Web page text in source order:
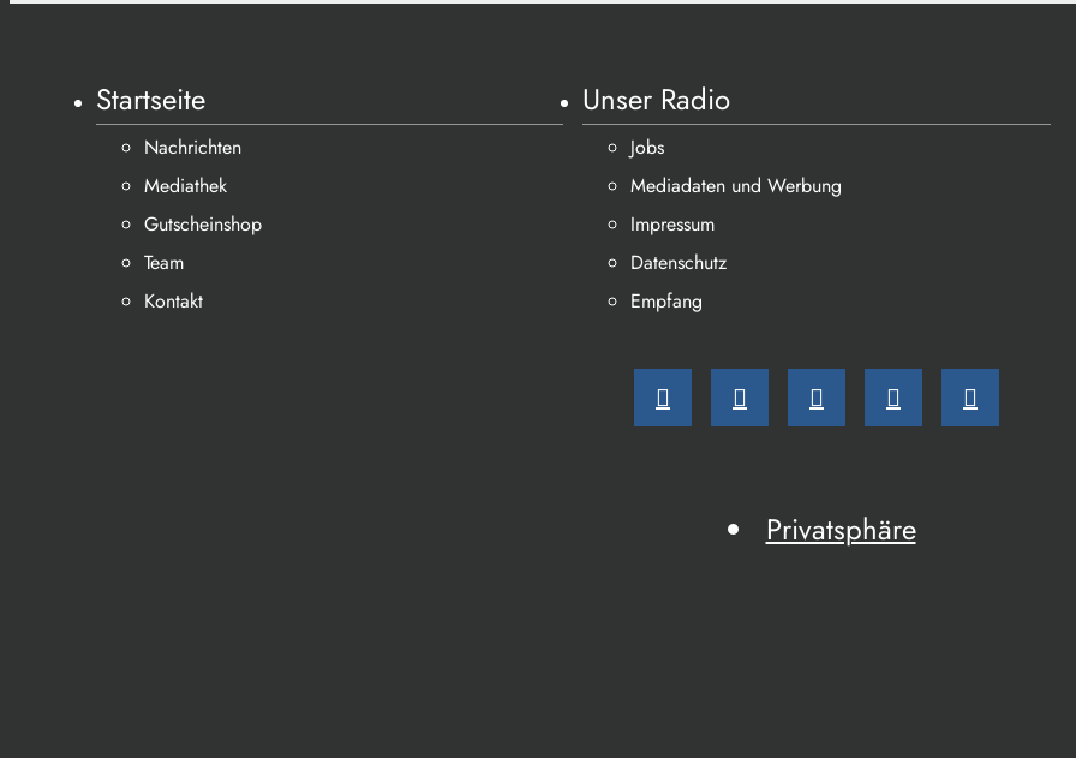
Startseite
Nachrichten
Mediathek
Gutscheinshop
Team
Kontakt
Unser Radio
Jobs
Mediadaten und Werbung
Impressum
Datenschutz
Empfang
Privatsphäre